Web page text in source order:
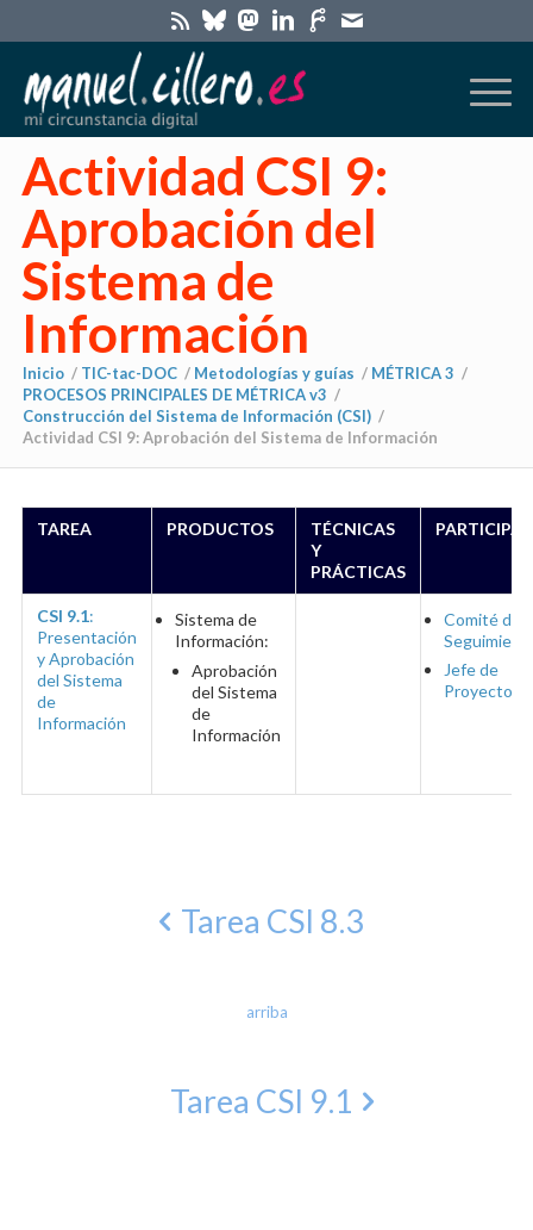
Actividad CSI 9:
Aprobación del
Sistema de
Información
Inicio / TIC-tac-DOC / Metodologías y guías / MÉTRICA 3 /
PROCESOS PRINCIPALES DE MÉTRICA v3 /
Construcción del Sistema de Información (CSI) /
Actividad CSI 9: Aprobación del Sistema de Información
TAREA PRODUCTOS
TÉCNICAS
Y
PRÁCTICAS
CSI 9.1:
Presentación
y Aprobación
del Sistema
de
Información
Sistema de
Información:
Aprobación
del Sistema
de
Información
Comité de
Jefe de
Proyecto
Tarea CSI 8.3
arriba
Tarea CSI 9.1